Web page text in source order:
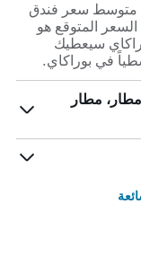
متوسط ​​سعر فندق
السعر المتوقع هو
سيعطيك
مطار